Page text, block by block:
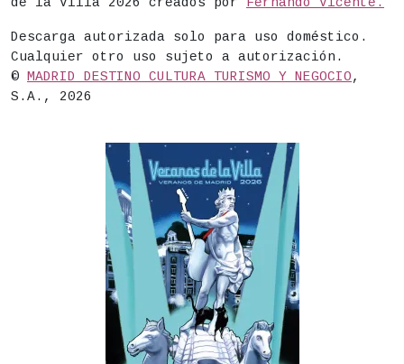
Descarga autorizada solo para uso doméstico.
Cualquier otro uso sujeto a autorización.
©
MADRID DESTINO CULTURA TURISMO Y NEGOCIO,
S.A., 2026